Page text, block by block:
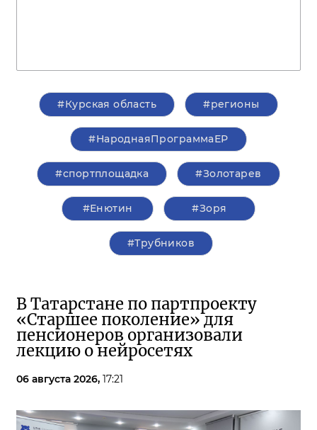
#Курская область #регионы
#НароднаяПрограммаЕР
#спортплощадка #Золотарев
#Енютин #Зоря
#Трубников
В Татарстане по партпроекту
«Старшее поколение» для
пенсионеров организовали
лекцию о нейросетях
06 августа 2026, 17:21